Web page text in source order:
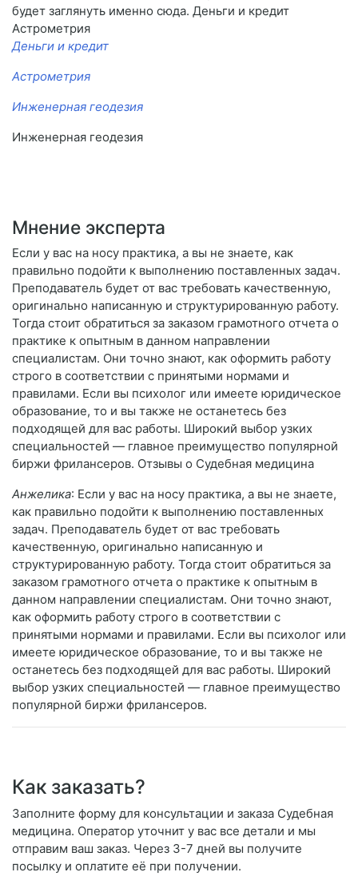
будет заглянуть именно сюда. Деньги и кредит
Астрометрия
Деньги и кредит
Астрометрия
Инженерная геодезия
Инженерная геодезия
Мнение эксперта
Если у вас на носу практика, а вы не знаете, как
правильно подойти к выполнению поставленных задач.
Преподаватель будет от вас требовать качественную,
оригинально написанную и структурированную работу.
Тогда стоит обратиться за заказом грамотного отчета о
практике к опытным в данном направлении
специалистам. Они точно знают, как оформить работу
строго в соответствии с принятыми нормами и
правилами. Если вы психолог или имеете юридическое
образование, то и вы также не останетесь без
подходящей для вас работы. Широкий выбор узких
специальностей — главное преимущество популярной
биржи фрилансеров. Отзывы о Судебная медицина
Анжелика: Если у вас на носу практика, а вы не знаете,
как правильно подойти к выполнению поставленных
задач. Преподаватель будет от вас требовать
качественную, оригинально написанную и
структурированную работу. Тогда стоит обратиться за
заказом грамотного отчета о практике к опытным в
данном направлении специалистам. Они точно знают,
как оформить работу строго в соответствии с
принятыми нормами и правилами. Если вы психолог или
имеете юридическое образование, то и вы также не
останетесь без подходящей для вас работы. Широкий
выбор узких специальностей — главное преимущество
популярной биржи фрилансеров.
Как заказать?
Заполните форму для консультации и заказа Судебная
медицина. Оператор уточнит у вас все детали и мы
отправим ваш заказ. Через 3-7 дней вы получите
посылку и оплатите её при получении.